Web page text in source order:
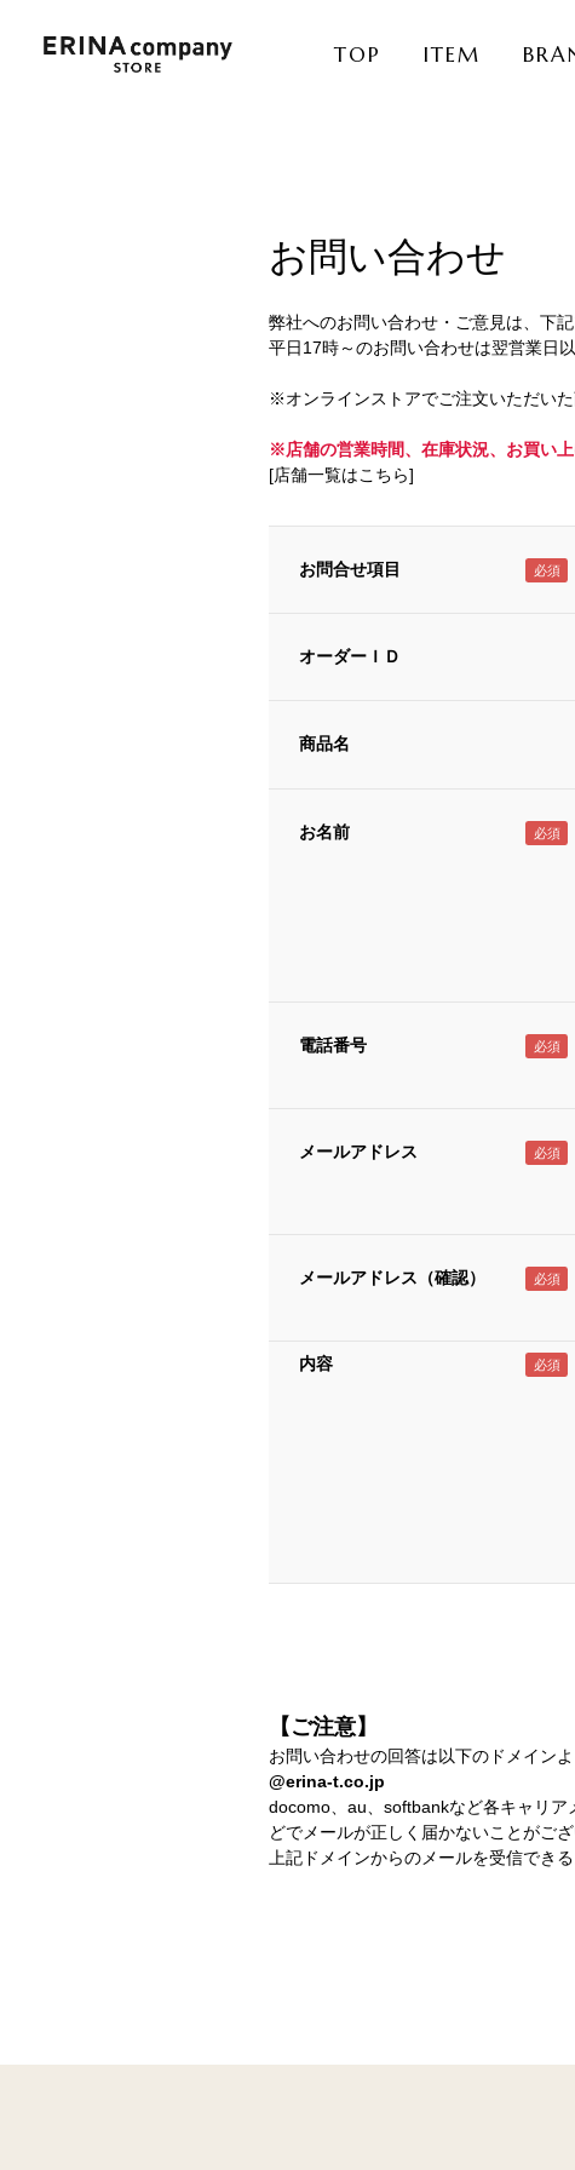
TOP ITEM
お問い合わせ
弊社へのお問い合わせ・ご意見は、下
平日17時～のお問い合わせは翌営業日
※オンラインストアでご注文いただい
※店舗の営業時間、在庫状況、お買い
[店舗一覧はこちら]
お問合せ項目
オーダーＩＤ
商品名
お名前
電話番号
メールアドレス
メールアドレス（確認）
内容
【ご注意】
お問い合わせの回答は以下のドメインよ
@erina-t.co.jp
docomo、au、softbankなど各キャリ
どでメールが正しく届かないことがござ
上記ドメインからのメールを受信でき